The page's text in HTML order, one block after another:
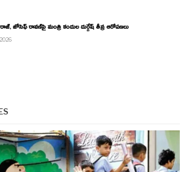
జోసెఫ్ రావణ్‌పై మంత్రి కందుల దుర్గేష్ తీవ్ర ఆరోపణలు